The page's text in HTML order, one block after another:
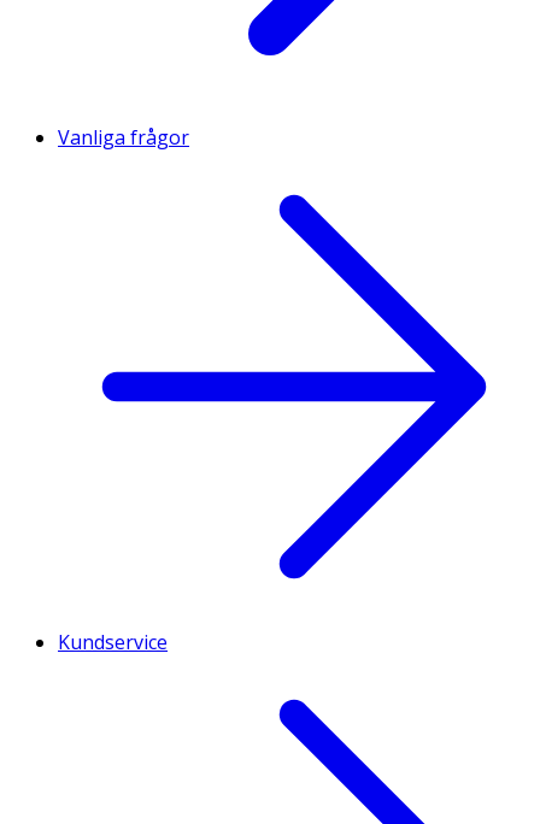
Vanliga frågor
Kundservice